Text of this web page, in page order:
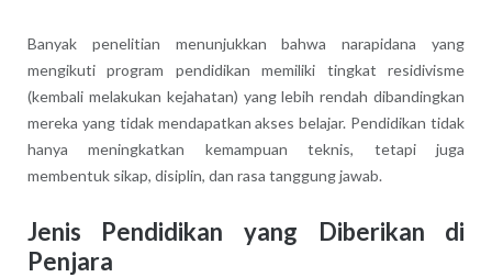
Banyak penelitian menunjukkan bahwa narapidana yang
mengikuti program pendidikan memiliki tingkat residivisme
(kembali melakukan kejahatan) yang lebih rendah dibandingkan
mereka yang tidak mendapatkan akses belajar. Pendidikan tidak
hanya meningkatkan kemampuan teknis, tetapi juga
membentuk sikap, disiplin, dan rasa tanggung jawab.
Jenis Pendidikan yang Diberikan di
Penjara